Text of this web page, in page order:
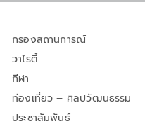
กรองสถานการณ์
วาไรตี้
กีฬา
ท่องเที่ยว – ศิลปวัฒนธรรม
ประชาสัมพันธ์